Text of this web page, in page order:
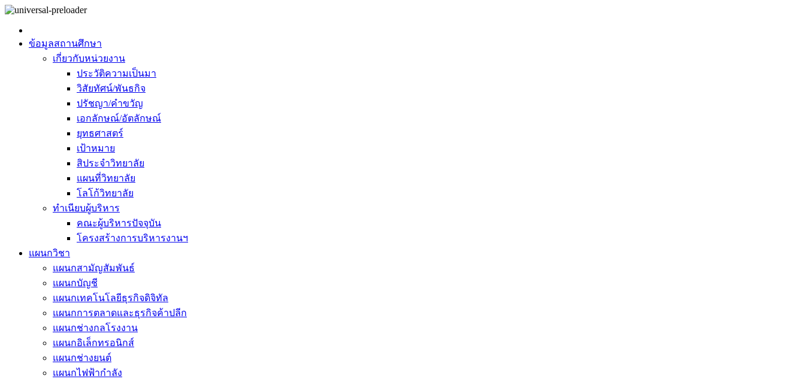
ข้อมูลสถานศึกษา
เกี่ยวกับหน่วยงาน
ประวัติความเป็นมา
วิสัยทัศน์/พันธกิจ
ปรัชญา/คำขวัญ
เอกลักษณ์/อัตลักษณ์
ยุทธศาสตร์
เป้าหมาย
สิประจำวิทยาลัย
แผนที่วิทยาลัย
โลโก้วิทยาลัย
ทำเนียบผู้บริหาร
คณะผู้บริหารปัจจุบัน
โครงสร้างการบริหารงานฯ
แผนกวิชา
แผนกสามัญสัมพันธ์
แผนกบัญชี
แผนกเทคโนโลยีธุรกิจดิจิทัล
แผนกการตลาดและธุรกิจค้าปลีก
แผนกช่างกลโรงงาน
แผนกอิเล็กทรอนิกส์
แผนกช่างยนต์
แผนกไฟฟ้ากำลัง